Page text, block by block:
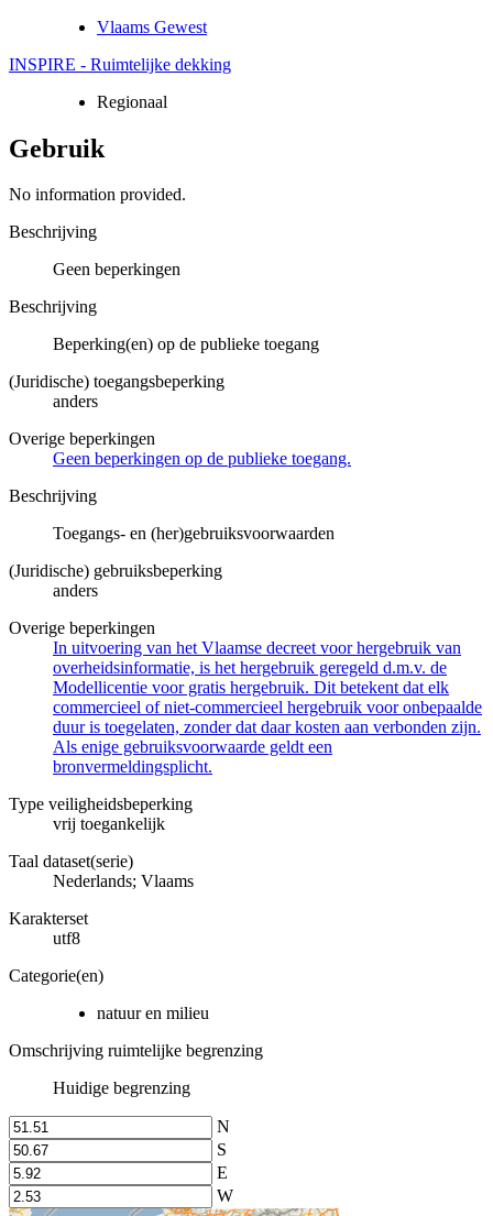
Vlaams Gewest
INSPIRE - Ruimtelijke dekking
Regionaal
Gebruik
No information provided.
Beschrijving
Geen beperkingen
Beschrijving
Beperking(en) op de publieke toegang
(Juridische) toegangsbeperking
anders
Overige beperkingen
Geen beperkingen op de publieke toegang.
Beschrijving
Toegangs- en (her)gebruiksvoorwaarden
(Juridische) gebruiksbeperking
anders
Overige beperkingen
In uitvoering van het Vlaamse decreet voor hergebruik van
overheidsinformatie, is het hergebruik geregeld d.m.v. de
Modellicentie voor gratis hergebruik. Dit betekent dat elk
commercieel of niet-commercieel hergebruik voor onbepaalde
duur is toegelaten, zonder dat daar kosten aan verbonden zijn.
Als enige gebruiksvoorwaarde geldt een
bronvermeldingsplicht.
Type veiligheidsbeperking
vrij toegankelijk
Taal dataset(serie)
Nederlands; Vlaams
Karakterset
utf8
Categorie(en)
natuur en milieu
Omschrijving ruimtelijke begrenzing
Huidige begrenzing
N
S
E
W